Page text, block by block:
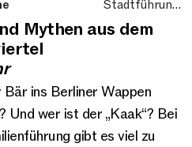
Stadtführung,
Nikolaiviertel,
Mythen aus dem
ins Berliner Wappen
Und wer ist der „Kaak“? Bei
gibt es viel zu